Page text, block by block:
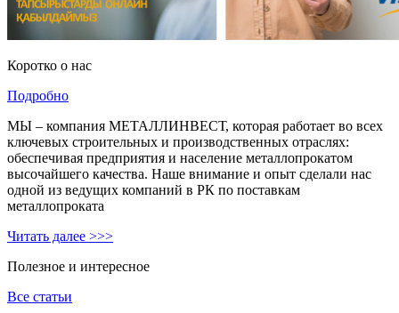
Коротко о нас
Подробно
МЫ – компания МЕТАЛЛИНВЕСТ, которая работает во всех
ключевых строительных и производственных отраслях:
обеспечивая предприятия и население металлопрокатом
высочайшего качества. Наше внимание и опыт сделали нас
одной из ведущих компаний в РК по поставкам
металлопроката
Читать далее >>>
Полезное и интересное
Все статьи